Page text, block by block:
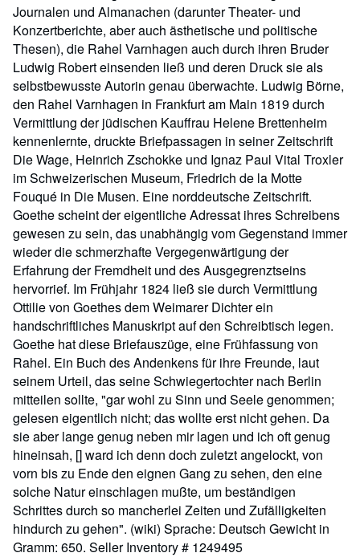
Journalen und Almanachen (darunter Theater- und
Konzertberichte, aber auch ästhetische und politische
Thesen), die Rahel Varnhagen auch durch ihren Bruder
Ludwig Robert einsenden ließ und deren Druck sie als
selbstbewusste Autorin genau überwachte. Ludwig Börne,
den Rahel Varnhagen in Frankfurt am Main 1819 durch
Vermittlung der jüdischen Kauffrau Helene Brettenheim
kennenlernte, druckte Briefpassagen in seiner Zeitschrift
Die Wage, Heinrich Zschokke und Ignaz Paul Vital Troxler
im Schweizerischen Museum, Friedrich de la Motte
Fouqué in Die Musen. Eine norddeutsche Zeitschrift.
Goethe scheint der eigentliche Adressat ihres Schreibens
gewesen zu sein, das unabhängig vom Gegenstand immer
wieder die schmerzhafte Vergegenwärtigung der
Erfahrung der Fremdheit und des Ausgegrenztseins
hervorrief. Im Frühjahr 1824 ließ sie durch Vermittlung
Ottilie von Goethes dem Weimarer Dichter ein
handschriftliches Manuskript auf den Schreibtisch legen.
Goethe hat diese Briefauszüge, eine Frühfassung von
Rahel. Ein Buch des Andenkens für ihre Freunde, laut
seinem Urteil, das seine Schwiegertochter nach Berlin
mitteilen sollte, "gar wohl zu Sinn und Seele genommen;
gelesen eigentlich nicht; das wollte erst nicht gehen. Da
sie aber lange genug neben mir lagen und ich oft genug
hineinsah, [] ward ich denn doch zuletzt angelockt, von
vorn bis zu Ende den eignen Gang zu sehen, den eine
solche Natur einschlagen mußte, um beständigen
Schrittes durch so mancherlei Zeiten und Zufälligkeiten
hindurch zu gehen". (wiki) Sprache: Deutsch Gewicht in
Gramm: 650. Seller Inventory # 1249495